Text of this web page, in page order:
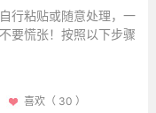
行粘贴或随意处理，一
要慌张！按照以下步骤
喜欢（ 30 ）